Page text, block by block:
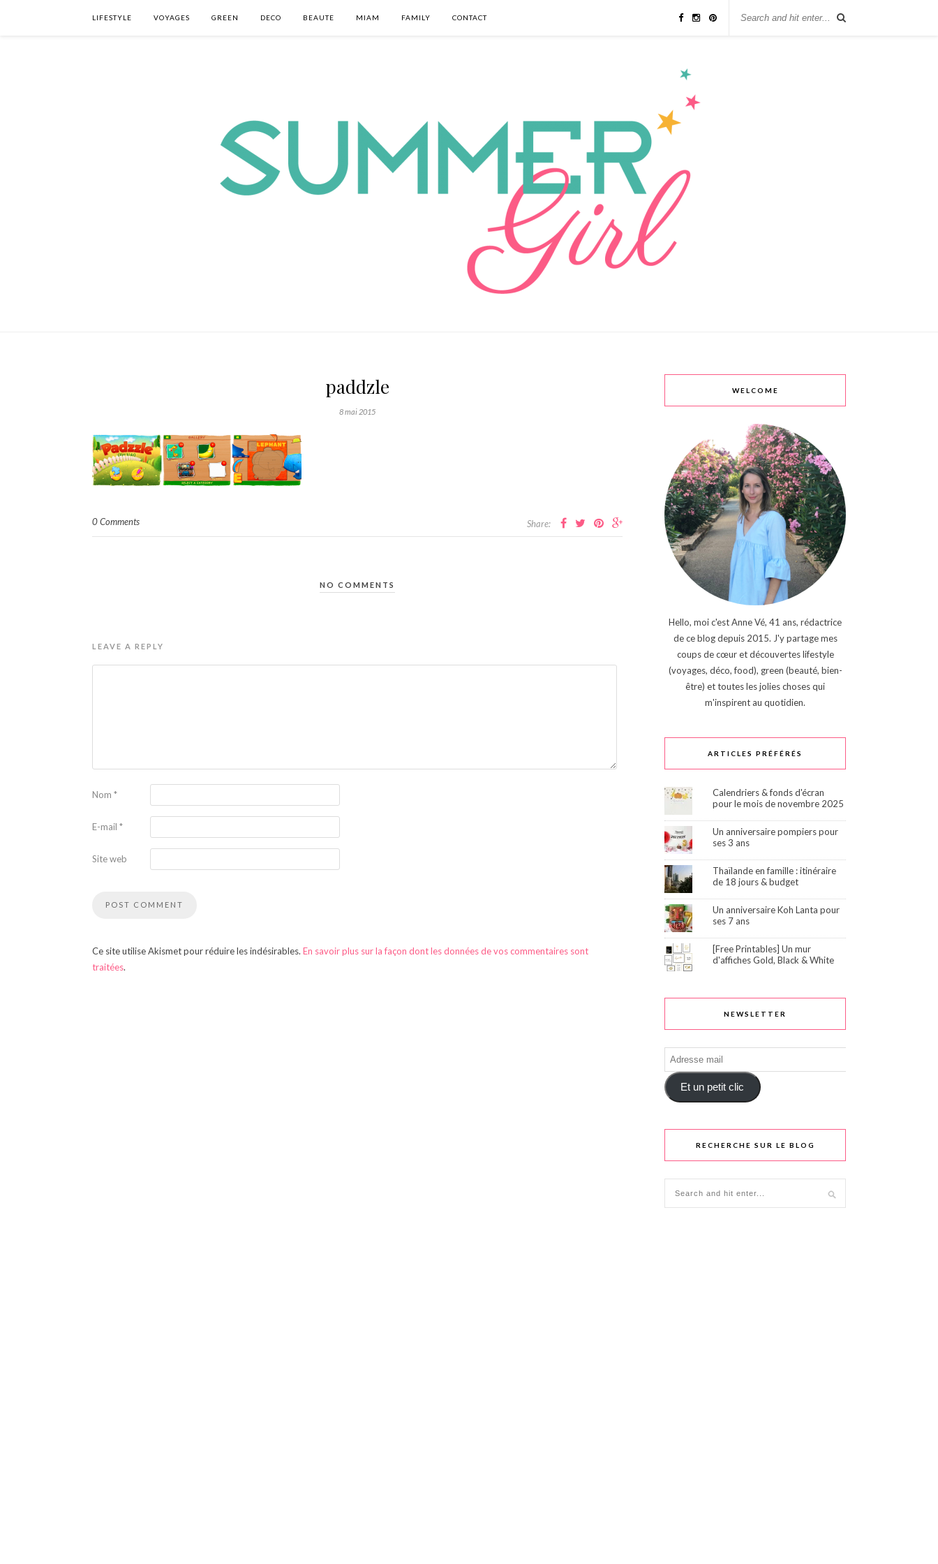
LIFESTYLE VOYAGES GREEN DECO BEAUTE MIAM FAMILY CONTACT
paddzle
8 mai 2015
0 Comments Share:
NO COMMENTS
LEAVE A REPLY
Nom *
E-mail *
Site web
Ce site utilise Akismet pour réduire les indésirables. En savoir plus sur la façon dont les données de vos commentaires sont
traitées.
WELCOME
Hello, moi c'est Anne Vé, 41 ans, rédactrice
de ce blog depuis 2015. J'y partage mes
coups de cœur et découvertes lifestyle
(voyages, déco, food), green (beauté, bien-
être) et toutes les jolies choses qui
m'inspirent au quotidien.
ARTICLES PRÉFÉRÉS
Calendriers & fonds d'écran
pour le mois de novembre 2025
Un anniversaire pompiers pour
ses 3 ans
Thaïlande en famille : itinéraire
de 18 jours & budget
Un anniversaire Koh Lanta pour
ses 7 ans
[Free Printables] Un mur
d'affiches Gold, Black & White
NEWSLETTER
Adresse
mail
Et un petit clic
RECHERCHE SUR LE BLOG